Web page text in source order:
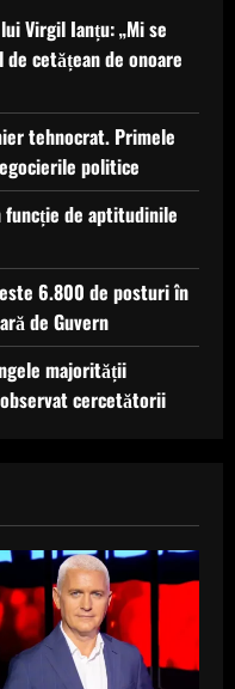
Virgil Ianțu: „Mi se
cetățean de onoare
tehnocrat. Primele
politice
de aptitudinile
6.800 de posturi în
de Guvern
majorității
cercetătorii